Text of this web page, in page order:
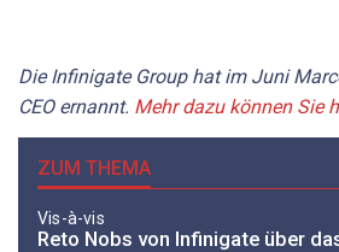
Die Infinigate Group hat im Juni
CEO ernannt. Mehr dazu können Sie
ZUM THEMA
Vis-à-vis
Reto Nobs von Infinigate über